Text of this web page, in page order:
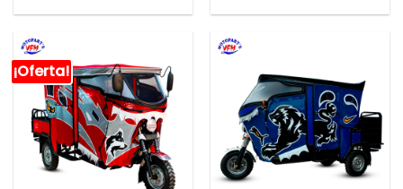
original
S/.12,599.00.
actual
¡Oferta!